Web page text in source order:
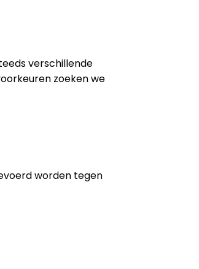
verschillende
zoeken we
worden tegen